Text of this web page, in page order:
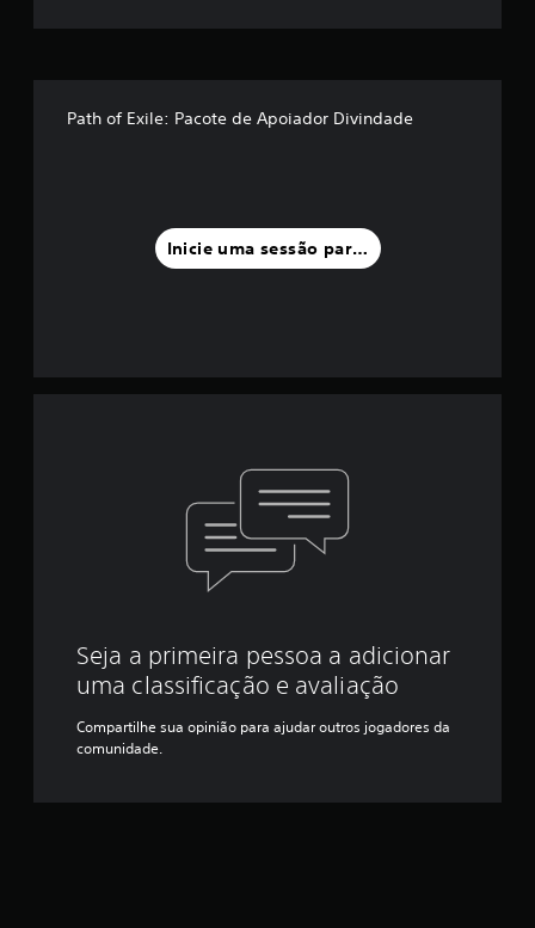
Path of Exile: Pacote de Apoiador Divindade
Inicie uma sessão para classificar
Seja a primeira pessoa a adicionar
uma classificação e avaliação
Compartilhe sua opinião para ajudar outros jogadores da
comunidade.